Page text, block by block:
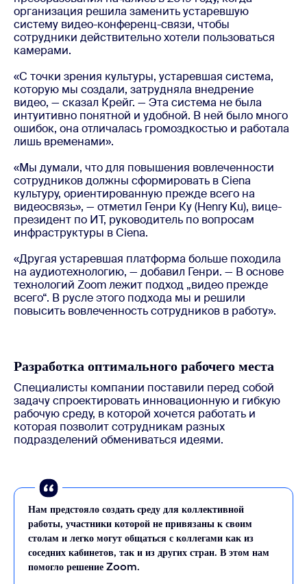
организация решила заменить устаревшую
систему видео-конференц-связи, чтобы
сотрудники действительно хотели пользоваться
камерами.
«С точки зрения культуры, устаревшая система,
которую мы создали, затрудняла внедрение
видео, — сказал Крейг. — Эта система не была
интуитивно понятной и удобной. В ней было много
ошибок, она отличалась громоздкостью и работала
лишь временами».
«Мы думали, что для повышения вовлеченности
сотрудников должны сформировать в Ciena
культуру, ориентированную прежде всего на
видеосвязь», — отметил Генри Ку (Henry Ku), вице-
президент по ИТ, руководитель по вопросам
инфраструктуры в Ciena.
«Другая устаревшая платформа больше походила
на аудиотехнологию, — добавил Генри. — В основе
технологий Zoom лежит подход „видео прежде
всего“. В русле этого подхода мы и решили
повысить вовлеченность сотрудников в работу».
Разработка оптимального рабочего места
Специалисты компании поставили перед собой
задачу спроектировать инновационную и гибкую
рабочую среду, в которой хочется работать и
которая позволит сотрудникам разных
подразделений обмениваться идеями.
Нам предстояло создать среду для коллективной
работы, участники которой не привязаны к своим
столам и легко могут общаться с коллегами как из
соседних кабинетов, так и из других стран. В этом нам
помогло решение Zoom.